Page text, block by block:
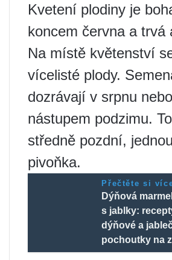
Kvetení plodiny je
koncem června a trvá
Na místě květenství
vícelisté plody.
dozrávají v srpnu
nástupem podzimu.
středně pozdní,
pivoňka.
Přečtěte si
Dýňová
s jablky:
dýňové a
pochoutky na